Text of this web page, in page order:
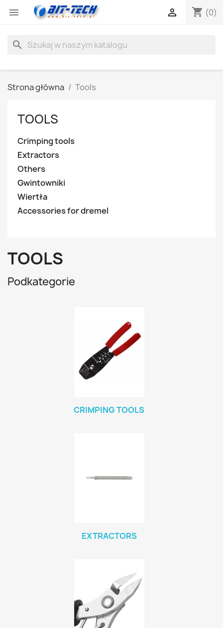
 shopping_cart (0)

search
Strona główna Tools
TOOLS
Crimping tools
Extractors
Others
Gwintowniki
Wiertła
Accessories for dremel
TOOLS
Podkategorie
CRIMPING TOOLS
EXTRACTORS